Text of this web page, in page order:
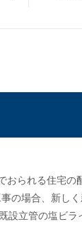
SUパイプ
その他製
おられる住宅
の場合、新し
設立管の塩ビ